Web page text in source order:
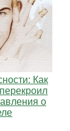
Как
о